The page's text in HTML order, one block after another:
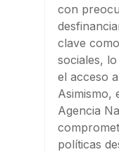
con
clave
sociales,
el acceso
Asimismo,
Agencia
políticas